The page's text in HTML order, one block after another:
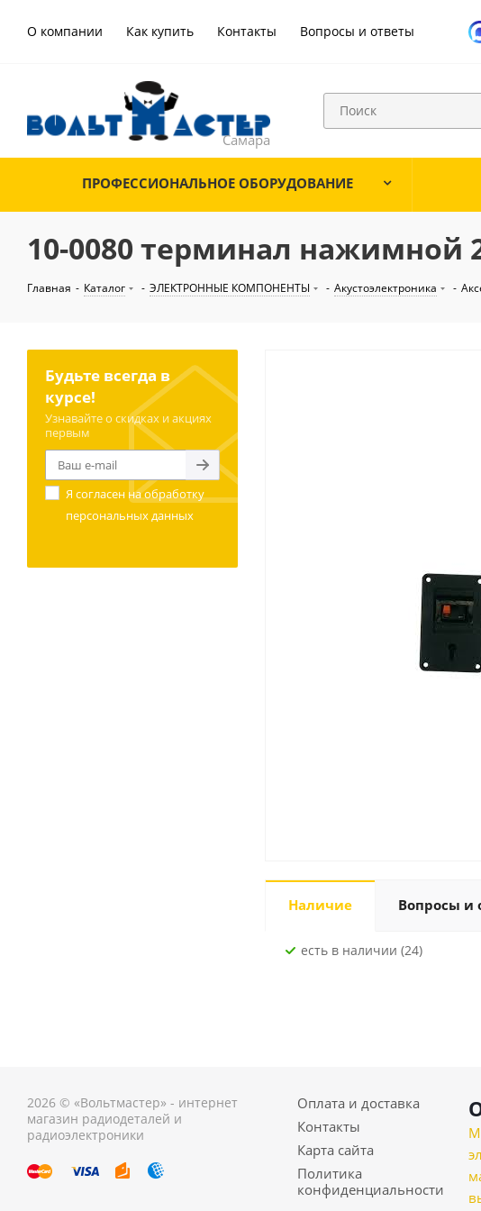
О компании Как купить Контакты Вопросы и ответы
ПРОФЕССИОНАЛЬНОЕ ОБОРУДОВАНИЕ
10-0080 терминал нажимной
Главная - Каталог - ЭЛЕКТРОННЫЕ КОМПОНЕНТЫ - Акустоэлектроника -
Наличие Вопросы и
Есть в наличии (24)
Будьте всегда в
курсе!
Узнавайте о скидках и акциях
первым
Я согласен наобработку
персональных данных
2026 © «Вольтмастер» - интернет
магазин радиодеталей и
радиоэлектроники
Оплата и доставка
Контакты
Карта сайта
Политика
конфиденциальности